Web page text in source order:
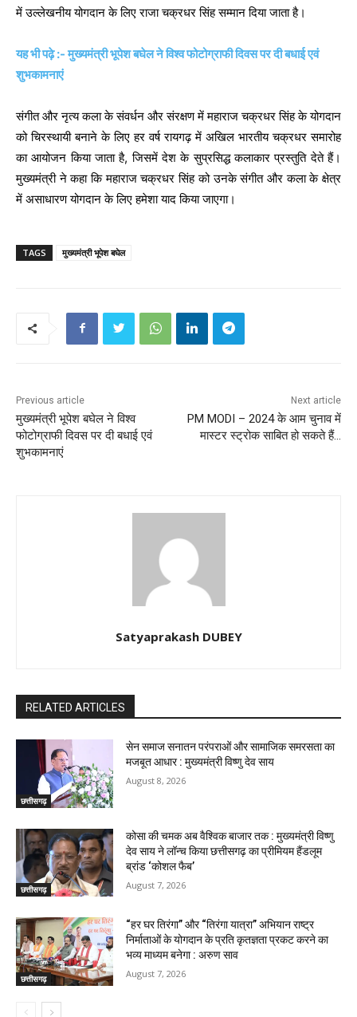
में उल्लेखनीय योगदान के लिए राजा चक्रधर सिंह सम्मान दिया जाता है।
यह भी पढ़े :- मुख्यमंत्री भूपेश बघेल ने विश्व फोटोग्राफी दिवस पर दी बधाई एवं
शुभकामनाएं
संगीत और नृत्य कला के संवर्धन और संरक्षण में महाराज चक्रधर सिंह के योगदान
को चिरस्थायी बनाने के लिए हर वर्ष रायगढ़ में अखिल भारतीय चक्रधर समारोह
का आयोजन किया जाता है, जिसमें देश के सुप्रसिद्ध कलाकार प्रस्तुति देते हैं।
मुख्यमंत्री ने कहा कि महाराज चक्रधर सिंह को उनके संगीत और कला के क्षेत्र
में असाधारण योगदान के लिए हमेशा याद किया जाएगा।
TAGS मुख्यमंत्री भूपेश बघेल
Previous article
मुख्यमंत्री भूपेश बघेल ने विश्व
फोटोग्राफी दिवस पर दी बधाई एवं
शुभकामनाएं
Next article
PM MODI – 2024 के आम चुनाव में
मास्टर स्ट्रोक साबित हो सकते हैं…
Satyaprakash DUBEY
RELATED ARTICLES
छत्तीसगढ़
सेन समाज सनातन परंपराओं और सामाजिक समरसता का
मजबूत आधार : मुख्यमंत्री विष्णु देव साय
August 8, 2026
छत्तीसगढ़
कोसा की चमक अब वैश्विक बाजार तक : मुख्यमंत्री विष्णु
देव साय ने लॉन्च किया छत्तीसगढ़ का प्रीमियम हैंडलूम
ब्रांड ‘कोशल फैब’
August 7, 2026
छत्तीसगढ़
“हर घर तिरंगा” और “तिरंगा यात्रा” अभियान राष्ट्र
निर्माताओं के योगदान के प्रति कृतज्ञता प्रकट करने का
भव्य माध्यम बनेगा : अरुण साव
August 7, 2026